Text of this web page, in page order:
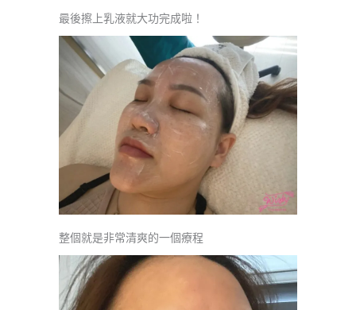
最後擦上乳液就大功完成啦！
整個就是非常清爽的一個療程